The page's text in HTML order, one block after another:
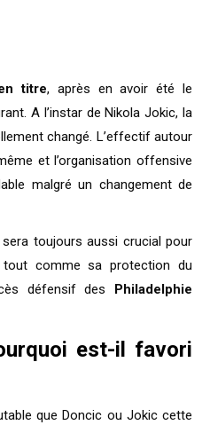
titre, après en avoir été le
A l’instar de Nikola Jokic, la
changé. L’effectif autour
et l’organisation offensive
malgré un changement de
sera toujours aussi crucial pour
comme sa protection du
défensif des Philadelphie
est-il favori
que Doncic ou Jokic cette